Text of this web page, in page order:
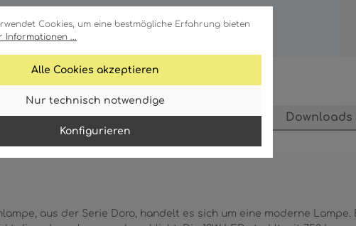
Cookies, um eine bestmögliche Erfahrung bieten
Informationen ...
Alle Cookies akzeptieren
Nur technisch notwendige
Konfigurieren
Technische Daten Downloads
aus der Serie Doro, handelt es sich um eine moderne Lampe.